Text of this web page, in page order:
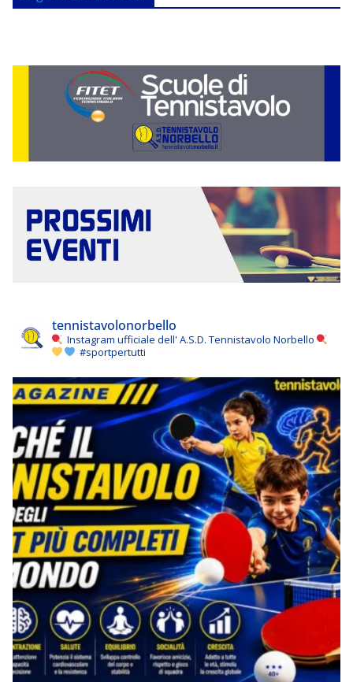
tennistavolonorbello
Instagram ufficiale dell' A.S.D. Tennistavolo Norbello
#sportpertutti